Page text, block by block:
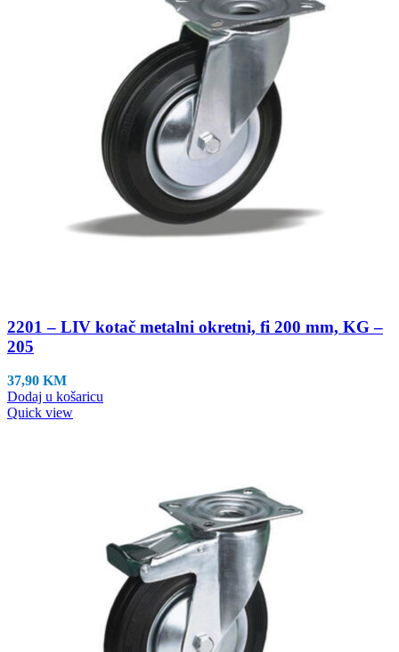
2201 – LIV kotač metalni okretni, fi 200 mm, KG –
205
37,90 KM
Dodaj u košaricu
Quick view